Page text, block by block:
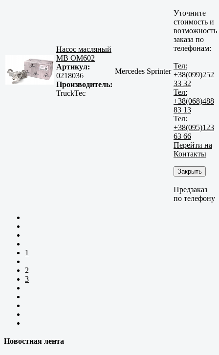
Насос масляный
MB OM602
Артикул:
0218036
Производитель:
TruckTec
Mercedes Sprinter
Уточните
стоимость и
возможность
заказа по
телефонам:
Тел:
+38(099)252
33 32
Тел:
+38(068)488
83 13
Тел:
+38(095)123
63 66
Перейти на
Контакты
Закрыть
Предзаказ
по телефону
1
2
3
Новостная лента